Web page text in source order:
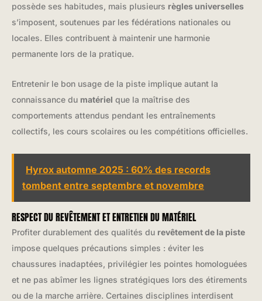
possède ses habitudes, mais plusieurs règles universelles
s’imposent, soutenues par les fédérations nationales ou
locales. Elles contribuent à maintenir une harmonie
permanente lors de la pratique.
Entretenir le bon usage de la piste implique autant la
connaissance du matériel que la maîtrise des
comportements attendus pendant les entraînements
collectifs, les cours scolaires ou les compétitions officielles.
Hyrox automne 2025 : 60% des records
tombent entre septembre et novembre
RESPECT DU REVÊTEMENT ET ENTRETIEN DU MATÉRIEL
Profiter durablement des qualités du revêtement de la piste
impose quelques précautions simples : éviter les
chaussures inadaptées, privilégier les pointes homologuées
et ne pas abîmer les lignes stratégiques lors des étirements
ou de la marche arrière. Certaines disciplines interdisent